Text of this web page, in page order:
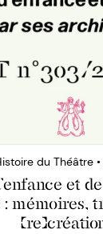
du Théâtre
et
mémoires,